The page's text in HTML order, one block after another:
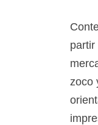
partir
zoco